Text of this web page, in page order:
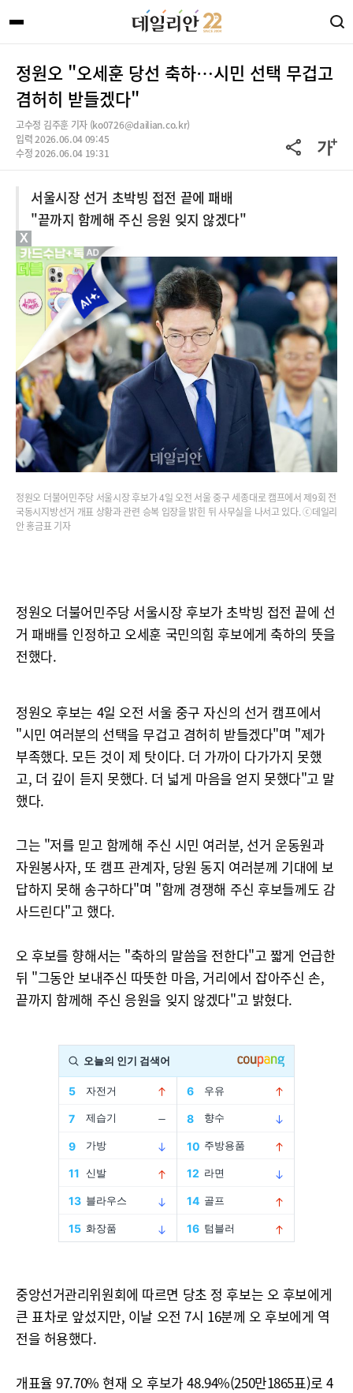
정원오 "오세훈 당선 축하…시민 선택 무겁고
겸허히 받들겠다"
고수정 김주훈 기자 (ko0726@dailian.co.kr)
입력 2026.06.04 09:45
수정 2026.06.04 19:31
서울시장 선거 초박빙 접전 끝에 패배
"끝까지 함께해 주신 응원 잊지 않겠다"
정원오 더불어민주당 서울시장 후보가 4일 오전 서울 중구 세종대로 캠프에서 제9회 전
국동시지방선거 개표 상황과 관련 승복 입장을 밝힌 뒤 사무실을 나서고 있다. ⓒ데일리
안 홍금표 기자
정원오 더불어민주당 서울시장 후보가 초박빙 접전 끝에 선
거 패배를 인정하고 오세훈 국민의힘 후보에게 축하의 뜻을
전했다.
정원오 후보는 4일 오전 서울 중구 자신의 선거 캠프에서
"시민 여러분의 선택을 무겁고 겸허히 받들겠다"며 "제가
부족했다. 모든 것이 제 탓이다. 더 가까이 다가가지 못했
고, 더 깊이 듣지 못했다. 더 넓게 마음을 얻지 못했다"고 말
했다.
그는 "저를 믿고 함께해 주신 시민 여러분, 선거 운동원과
자원봉사자, 또 캠프 관계자, 당원 동지 여러분께 기대에 보
답하지 못해 송구하다"며 "함께 경쟁해 주신 후보들께도 감
사드린다"고 했다.
오 후보를 향해서는 "축하의 말씀을 전한다"고 짧게 언급한
뒤 "그동안 보내주신 따뜻한 마음, 거리에서 잡아주신 손,
끝까지 함께해 주신 응원을 잊지 않겠다"고 밝혔다.
중앙선거관리위원회에 따르면 당초 정 후보는 오 후보에게
큰 표차로 앞섰지만, 이날 오전 7시 16분께 오 후보에게 역
전을 허용했다.
개표율 97.70% 현재 오 후보가 48.94%(250만1865표)로 4
X